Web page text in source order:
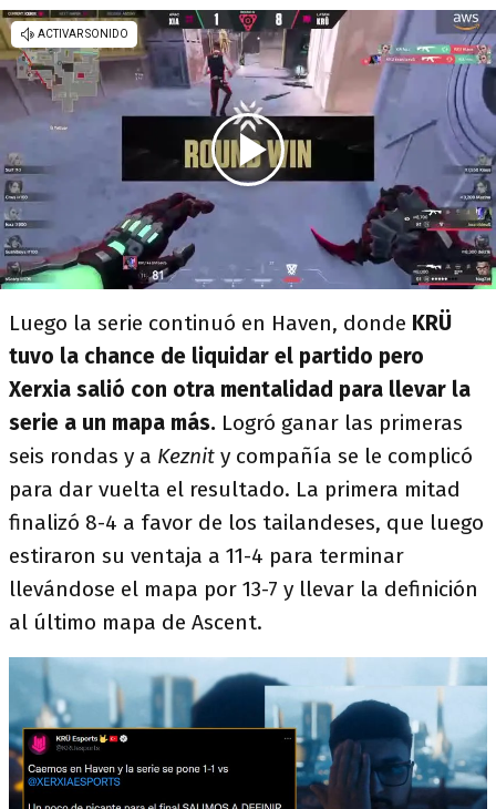
Luego la serie continuó en Haven, donde KRÜ
tuvo la chance de liquidar el partido pero
Xerxia salió con otra mentalidad para llevar la
serie a un mapa más. Logró ganar las primeras
seis rondas y a Keznit y compañía se le complicó
para dar vuelta el resultado. La primera mitad
finalizó 8-4 a favor de los tailandeses, que luego
estiraron su ventaja a 11-4 para terminar
llevándose el mapa por 13-7 y llevar la definición
al último mapa de Ascent.